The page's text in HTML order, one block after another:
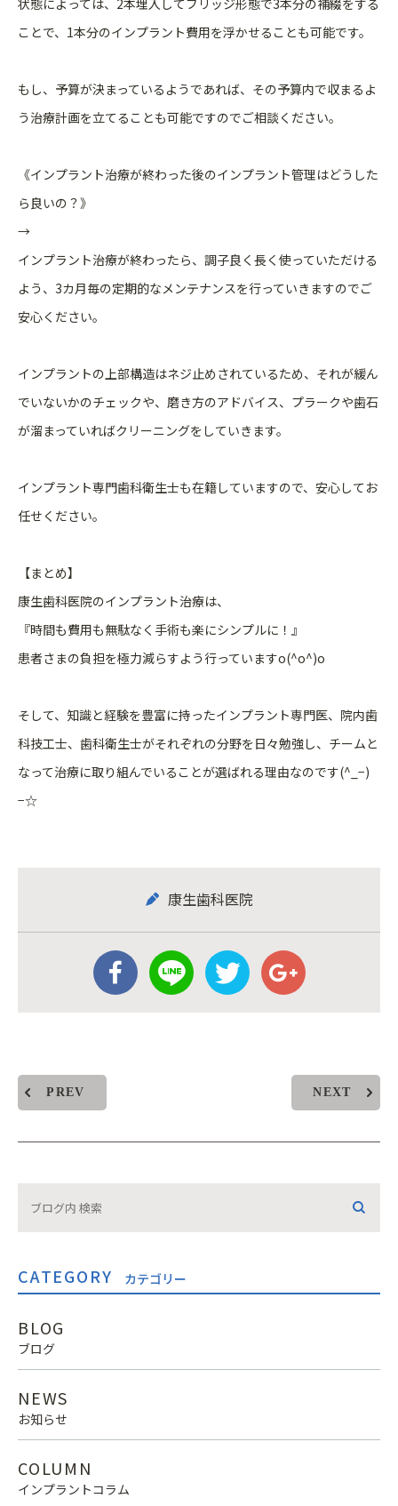
状態によっては、2本埋入してブリッジ形態で3本分の補綴をする
ことで、1本分のインプラント費用を浮かせることも可能です。
もし、予算が決まっているようであれば、その予算内で収まるよ
う治療計画を立てることも可能ですのでご相談ください。
《インプラント治療が終わった後のインプラント管理はどうした
ら良いの？》
→
インプラント治療が終わったら、調子良く長く使っていただける
よう、3カ月毎の定期的なメンテナンスを行っていきますのでご
安心ください。
インプラントの上部構造はネジ止めされているため、それが緩ん
でいないかのチェックや、磨き方のアドバイス、プラークや歯石
が溜まっていればクリーニングをしていきます。
インプラント専門歯科衛生士も在籍していますので、安心してお
任せください。
【まとめ】
康生歯科医院のインプラント治療は、
『時間も費用も無駄なく手術も楽にシンプルに！』
患者さまの負担を極力減らすよう行っていますo(^o^)o
そして、知識と経験を豊富に持ったインプラント専門医、院内歯
科技工士、歯科衛生士がそれぞれの分野を日々勉強し、チームと
なって治療に取り組んでいることが選ばれる理由なのです(^_−)
−☆
康生歯科医院
PREV NEXT
CATEGORY カテゴリー
BLOG
ブログ
NEWS
お知らせ
COLUMN
インプラントコラム